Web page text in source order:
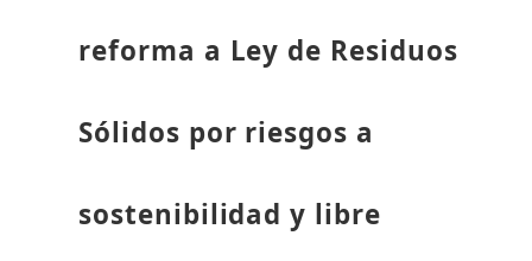
reforma a Ley de Residuos
Sólidos por riesgos a
sostenibilidad y libre